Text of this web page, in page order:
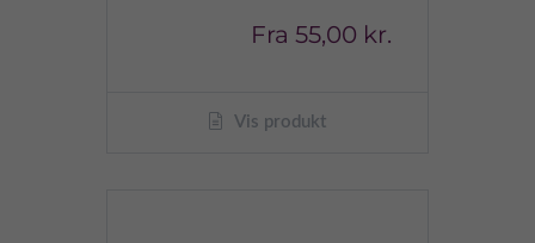
Fra 55,00 kr.
Vis produkt